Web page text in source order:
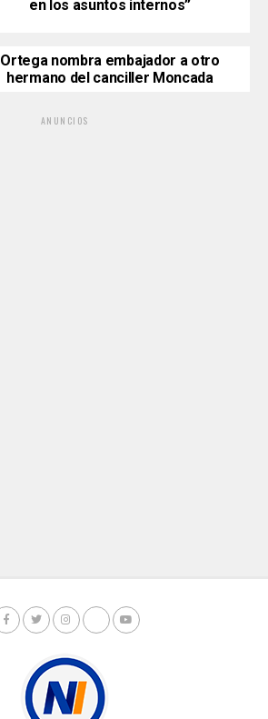
en los asuntos internos”
Ortega nombra embajador a otro
hermano del canciller Moncada
ANUNCIOS